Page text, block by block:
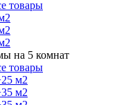
товары
на 5 комнат
товары
м2
м2